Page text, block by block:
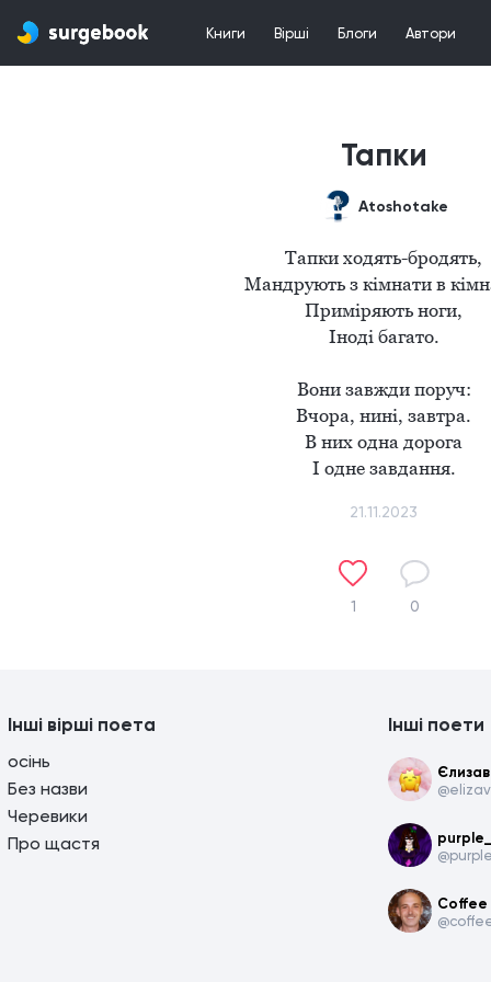
Книги Вірші Блоги Автори
Тапки
Atoshotake
Тапки ходять-бродять,
Мандрують з кімнати в
Приміряють ноги,
Іноді багато.
Вони завжди поруч:
Вчора, нині, завтра.
В них одна дорога
І одне завдання.
21.11.2023
1 0
Інші вірші поета
осінь
Без назви
Черевики
Про щастя
Інші поети